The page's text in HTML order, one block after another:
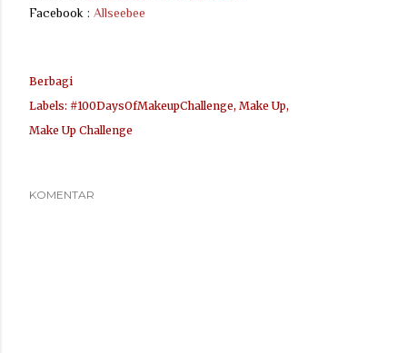
Facebook : Allseebee
Berbagi
Labels: #100DaysOfMakeupChallenge Make Up
Make Up Challenge
KOMENTAR